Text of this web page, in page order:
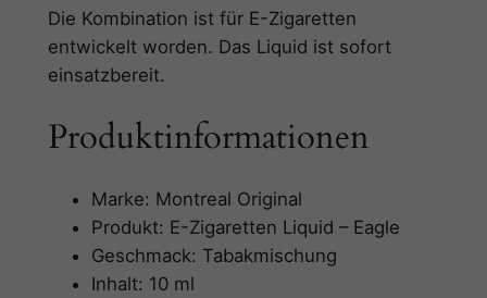
q
u
i
–
E
Die Kombination ist für E-Zigaretten
entwickelt worden. Das Liquid ist sofort
einsatzbereit.
Produktinformationen
Marke: Montreal Original
Produkt: E-Zigaretten Liquid – Eagle
Geschmack: Tabakmischung
Inhalt: 10 ml